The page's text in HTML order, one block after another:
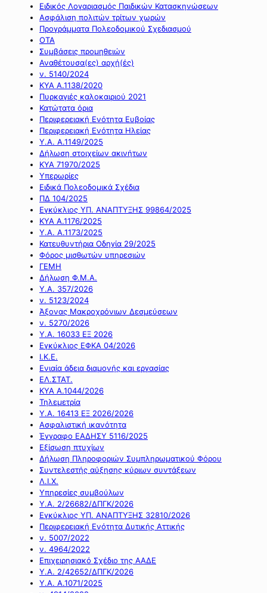
Ειδικός Λογαριασμός Παιδικών Κατασκηνώσεων
Ασφάλιση πολιτών τρίτων χωρών
Προγράμματα Πολεοδομικού Σχεδιασμού
ΟΤΑ
Συμβάσεις προμηθειών
Αναθέτουσα(ες) αρχή(ές)
ν. 5140/2024
ΚΥΑ Α.1138/2020
Πυρκαγιές καλοκαιριού 2021
Κατώτατα όρια
Περιφερειακή Ενότητα Ευβοίας
Περιφερειακή Ενότητα Ηλείας
Υ.Α. Α.1149/2025
Δήλωση στοιχείων ακινήτων
ΚΥΑ 71970/2025
Υπερωρίες
Ειδικά Πολεοδομικά Σχέδια
ΠΔ 104/2025
Εγκύκλιος ΥΠ. ΑΝΑΠΤΥΞΗΣ 99864/2025
ΚΥΑ Α.1176/2025
Υ.Α. Α.1173/2025
Κατευθυντήρια Οδηγία 29/2025
Φόρος μισθωτών υπηρεσιών
ΓΕΜΗ
Δήλωση Φ.Μ.Α.
Υ.Α. 357/2026
ν. 5123/2024
Άξονας Μακροχρόνιων Δεσμεύσεων
ν. 5270/2026
Υ.Α. 16033 ΕΞ 2026
Εγκύκλιος ΕΦΚΑ 04/2026
Ι.Κ.Ε.
Ενιαία άδεια διαμονής και εργασίας
ΕΛ.ΣΤΑΤ.
ΚΥΑ Α.1044/2026
Τηλεμετρία
Υ.Α. 16413 ΕΞ 2026/2026
Ασφαλιστική ικανότητα
Έγγραφο ΕΑΔΗΣΥ 5116/2025
Εξίσωση πτυχίων
Δήλωση Πληροφοριών Συμπληρωματικού Φόρου
Συντελεστής αύξησης κύριων συντάξεων
Λ.Ι.Χ.
Υπηρεσίες συμβούλων
Υ.Α. 2/26682/ΔΠΓΚ/2026
Εγκύκλιος ΥΠ. ΑΝΑΠΤΥΞΗΣ 32810/2026
Περιφερειακή Ενότητα Δυτικής Αττικής
ν. 5007/2022
ν. 4964/2022
Επιχειρησιακό Σχέδιο της ΑΑΔΕ
Υ.Α. 2/42652/ΔΠΓΚ/2026
Υ.Α. Α.1071/2025